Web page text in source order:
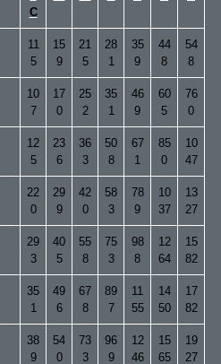
C
11
5
15
9
21
5
28
1
35
9
44
8
54
8
10
7
17
0
25
2
35
1
46
9
60
5
76
0
12
5
23
6
36
3
50
8
67
1
85
0
10
47
22
0
29
9
42
0
58
3
78
9
10
37
13
27
29
3
40
5
55
8
75
3
98
8
12
64
15
82
35
1
49
6
67
8
89
7
11
55
14
50
17
82
38
9
54
0
73
3
96
9
12
46
15
65
19
27